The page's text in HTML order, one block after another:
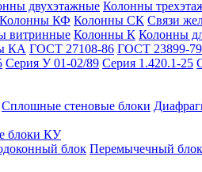
двухэтажные Колонны
Колонны КФ Колонны СК Связи
витринные Колонны К Колонны
КА ГОСТ 27108-86 ГОСТ 23899-79
Серия У 01-02/89 Серия 1.420.1-25
Сплошные стеновые блоки
блоки КУ
блок Перемычечный блок